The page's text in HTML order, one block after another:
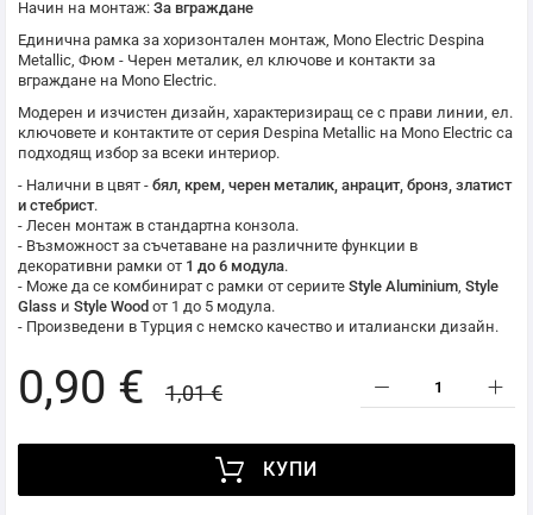
Начин на монтаж: За вграждане
Единична рамка за хоризонтален монтаж, Mono Electric Despina
Metallic, Фюм - Черен металик, ел ключове и контакти за
вграждане на Mono Electric.
Модерен и изчистен дизайн, характеризиращ се с прави линии, ел.
ключовете и контактите от серия Despina Metallic на Mono Electric са
подходящ избор за всеки интериор.
- Налични в цвят - бял, крем, черен металик, анрацит, бронз, златист
и стебрист.
- Лесен монтаж в стандартна конзола.
- Възможност за съчетаване на различните функции в
декоративни рамки от 1 до 6 модула.
- Може да се комбинират с рамки от сериите Style Aluminium, Style
Glass и Style Wood от 1 до 5 модула.
- Произведени в Турция с немско качество и италиански дизайн.
0,90 € 1,01 €
КУПИ